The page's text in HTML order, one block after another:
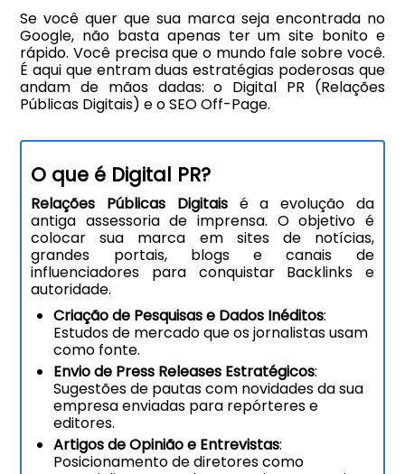
Se você quer que sua marca seja encontrada no
Google, não basta apenas ter um site bonito e
rápido. Você precisa que o mundo fale sobre você.
É aqui que entram duas estratégias poderosas que
andam de mãos dadas: o Digital PR (Relações
Públicas Digitais) e o SEO Off-Page.
O que é Digital PR?
Relações Públicas Digitaisé a evolução da
antiga assessoria de imprensa. O objetivo é
colocar sua marca em sites de notícias,
grandes portais, blogs e canais de
influenciadores para conquistar Backlinks e
autoridade.
Criação de Pesquisas e Dados Inéditos:
Estudos de mercado que os jornalistas usam
como fonte.
Envio de Press Releases Estratégicos:
Sugestões de pautas com novidades da sua
empresa enviadas para repórteres e
editores.
Artigos de Opinião e Entrevistas:
Posicionamento de diretores como